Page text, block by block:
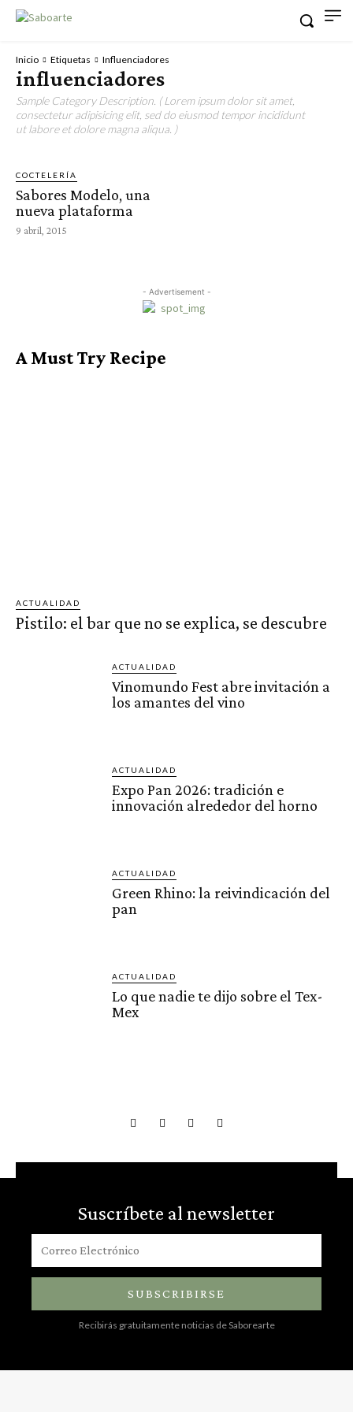
Inicio Etiquetas Influenciadores
influenciadores
Sample Category Description. ( Lorem ipsum dolor sit amet,
consectetur adipisicing elit, sed do eiusmod tempor incididunt
ut labore et dolore magna aliqua. )
COCTELERÍA
Sabores Modelo, una
nueva plataforma
9 abril, 2015
- Advertisement -
A Must Try Recipe
ACTUALIDAD
Pistilo: el bar que no se explica, se descubre
ACTUALIDAD
Vinomundo Fest abre invitación a
los amantes del vino
ACTUALIDAD
Expo Pan 2026: tradición e
innovación alrededor del horno
ACTUALIDAD
Green Rhino: la reivindicación del
pan
ACTUALIDAD
Lo que nadie te dijo sobre el Tex-
Mex
Suscríbete al newsletter
SUBSCRIBIRSE
Recibirás gratuitamente noticias de Saborearte